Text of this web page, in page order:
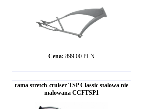
Cena: 899.00 PLN
rama stretch-cruiser TSP Classic stalowa nie
malowana CCFTSP1